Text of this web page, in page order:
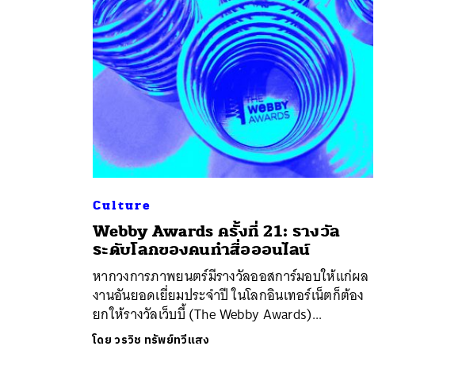
Culture
Webby Awards ครั้งที่ 21: รางวัล
ระดับโลกของคนทำสื่อออนไลน์
หากวงการภาพยนตร์มีรางวัลออสการ์มอบให้แก่ผล
งานอันยอดเยี่ยมประจำปี ในโลกอินเทอร์เน็ตก็ต้อง
ยกให้รางวัลเว็บบี้ (The Webby Awards)...
โดยวรวิช ทรัพย์ทวีแสง
ค้นหา